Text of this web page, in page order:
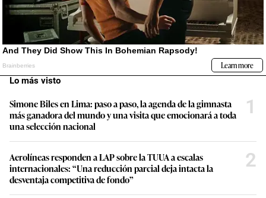
Lo más visto
Simone Biles en Lima: paso a paso, la agenda de la gimnasta
más ganadora del mundo y una visita que emocionará a toda
una selección nacional
1
Aerolíneas responden a LAP sobre la TUUA a escalas
internacionales: “Una reducción parcial deja intacta la
desventaja competitiva de fondo”
2